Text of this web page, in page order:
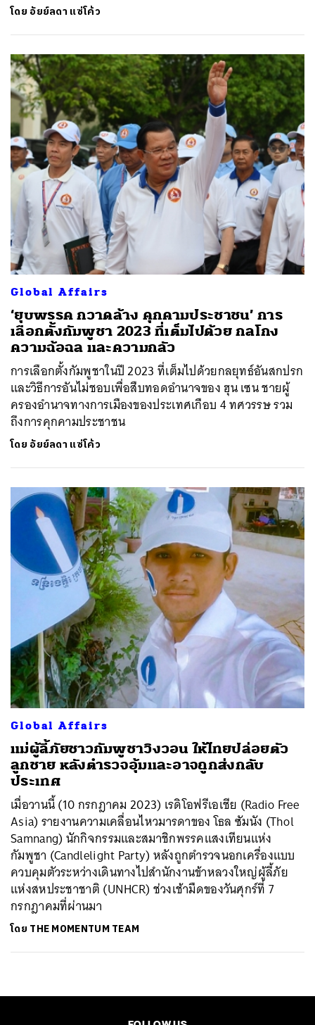
โดย อัยย์ลดา แซ่โค้ว
Global Affairs
‘ยุบพรรค กวาดล้าง คุกคามประชาชน’ การ
เลือกตั้งกัมพูชา 2023 ที่เต็มไปด้วย กลโกง
ความฉ้อฉล และความกลัว
การเลือกตั้งกัมพูชาในปี 2023 ที่เต็มไปด้วยกลยุทธ์อันสกปรก
และวิธีการอันไม่ชอบเพื่อสืบทอดอำนาจของ ฮุน เซน ชายผู้
ครองอำนาจทางการเมืองของประเทศเกือบ 4 ทศวรรษ รวม
ถึงการคุกคามประชาชน
โดย อัยย์ลดา แซ่โค้ว
Global Affairs
แม่ผู้ลี้ภัยชาวกัมพูชาวิงวอน ให้ไทยปล่อยตัว
ลูกชาย หลังตำรวจอุ้มและอาจถูกส่งกลับ
ประเทศ
เมื่อวานนี้ (10 กรกฎาคม 2023) เรดิโอฟรีเอเชีย (Radio Free
Asia) รายงานความเคลื่อนไหวมารดาของ โธล ซัมนัง (Thol
Samnang) นักกิจกรรมและสมาชิกพรรคแสงเทียนแห่ง
กัมพูชา (Candlelight Party) หลังถูกตำรวจนอกเครื่องแบบ
ควบคุมตัวระหว่างเดินทางไปสำนักงานข้าหลวงใหญ่ผู้ลี้ภัย
แห่งสหประชาชาติ (UNHCR) ช่วงเช้ามืดของวันศุกร์ที่ 7
กรกฎาคมที่ผ่านมา
โดย THE MOMENTUM TEAM
ค้นหา
SHARE